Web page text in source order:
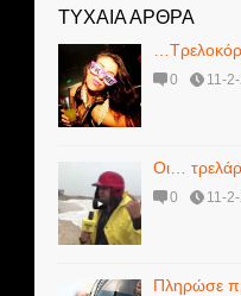
ΤΥΧΑΙΑ ΑΡΘΡΑ
0 11-
Οι…
0 11-
Πληρώσε